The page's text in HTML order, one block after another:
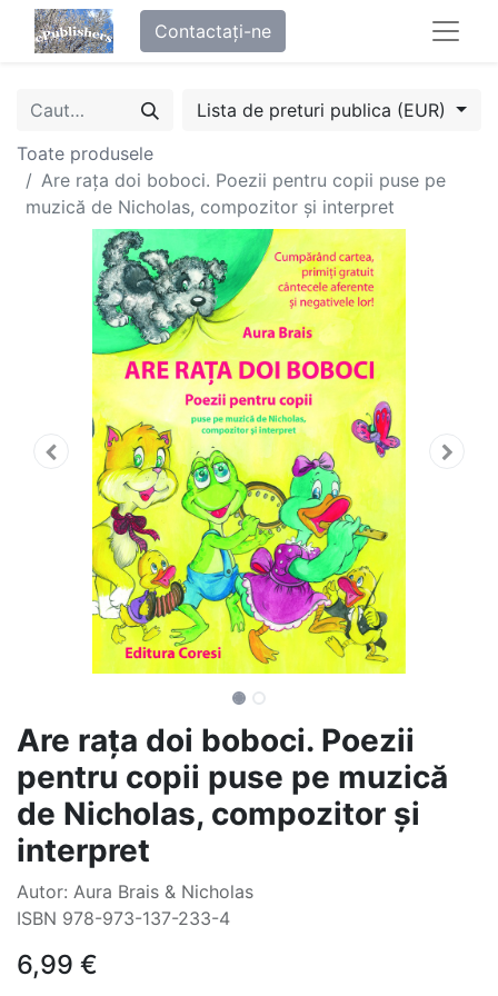
Contactați-ne
Lista de preturi publica (EUR)
Toate produsele
Are rața doi boboci. Poezii pentru copii puse pe
muzică de Nicholas, compozitor și interpret
Are rața doi boboci. Poezii
pentru copii puse pe muzică
de Nicholas, compozitor și
interpret
Autor: Aura Brais & Nicholas
ISBN 978-973-137-233-4
6,99 €